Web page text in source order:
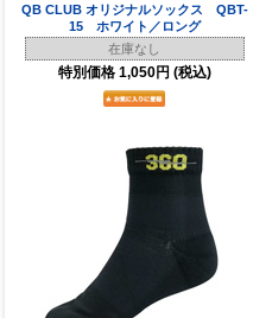
QB CLUB オリジナルソックス QBT-
15 ホワイト／ロング
在庫なし
特別価格 1,050円 (税込)